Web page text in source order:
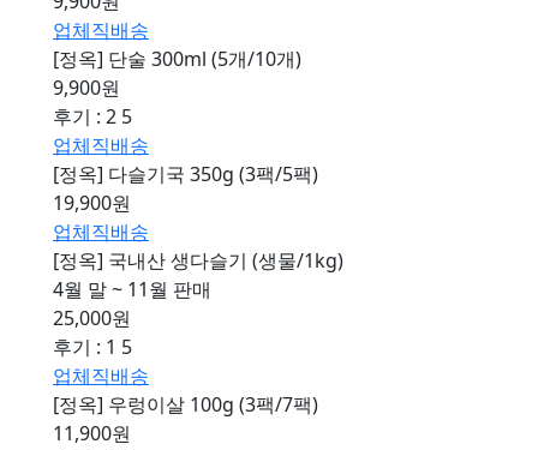
업체직배송
[정옥] 단술 300ml (5개/10개)
9,900원
후기 : 2 5
업체직배송
[정옥] 다슬기국 350g (3팩/5팩)
19,900원
업체직배송
[정옥] 국내산 생다슬기 (생물/1kg)
4월 말 ~ 11월 판매
25,000원
후기 : 1 5
업체직배송
[정옥] 우렁이살 100g (3팩/7팩)
11,900원